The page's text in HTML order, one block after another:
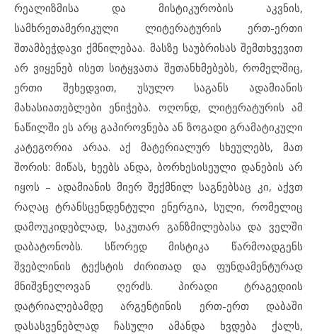
რეალიზმისა და მისტიკურობის აკვნის,
სამხრეთამერიკული ლიტერატურის ერთ-ერთი
შთამბეჭდავი ქმნილებაა. მასზე საუბრისას შემთხვევით
არ ვიყენებ ისეთ სიტყვათა შეთანხმებებს, რომელშიც,
ერთი შეხედვით, უსულო საგანს ადამიანის
მახასიათებლები ენიჭება. ოღონდ, ლიტერატურის ამ
ნაწილში ეს არც გაპიროვნება ან ზოგადი გრამატიკული
კატეგორია არაა. აქ მატერიალურ სხეულებს, მათ
შორის: მიწას, ხეებს ანდა, ბორხესისეული დანების არ
იყოს – ადამიანის მიერ შექმნილ საგნებსაც კი, აქვთ
რაღაც ტრანსცენდენტული ენერგია, სული, რომელიც
დამოუკიდებლად, საკუთარ განზმილებასა და ველში
დაბატონობს. სწორედ მისტიკა წარმოადგენს
შვებლინის ტექსტის ძირითად და ფუნდამენტურად
მნიშვნელოვან ღერძს. პირადი ტრაგედიის
დატრიალებამდე არგენტინის ერთ-ერთ დაბაში
დასასვენებლად ჩასული ამანდა ხვდება ქალს,